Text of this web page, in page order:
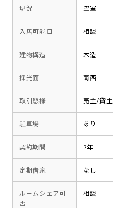
現況 空室
入居可能日 相談
建物構造 木造
採光面 南西
取引態様 売主/貸主
駐車場 あり
契約期間 2年
定期借家 なし
ルームシェア可
否
相談